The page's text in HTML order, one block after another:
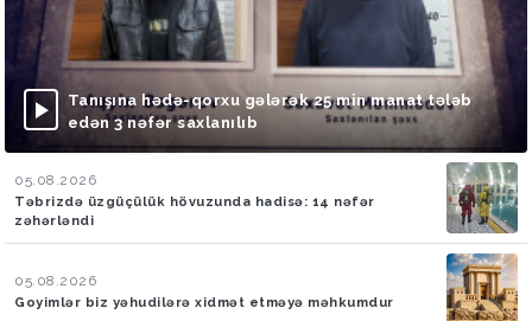
Tanışına hədə-qorxu gələrək 25 min manat tələb
edən 3 nəfər saxlanılıb
05.08.2026
Təbrizdə üzgüçülük hövuzunda hadisə: 14 nəfər
zəhərləndi
05.08.2026
Goyimlər biz yəhudilərə xidmət etməyə məhkumdur